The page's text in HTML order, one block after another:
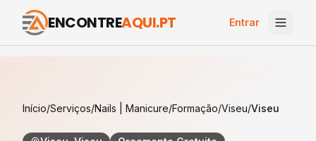
ENCONTREAQUI.PT Entrar
Início/Serviços/Nails | Manicure/Formação/Viseu/Viseu